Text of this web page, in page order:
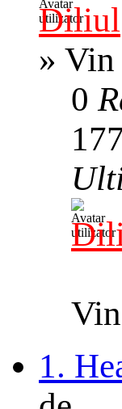
Diliul
» Vin
0
1.